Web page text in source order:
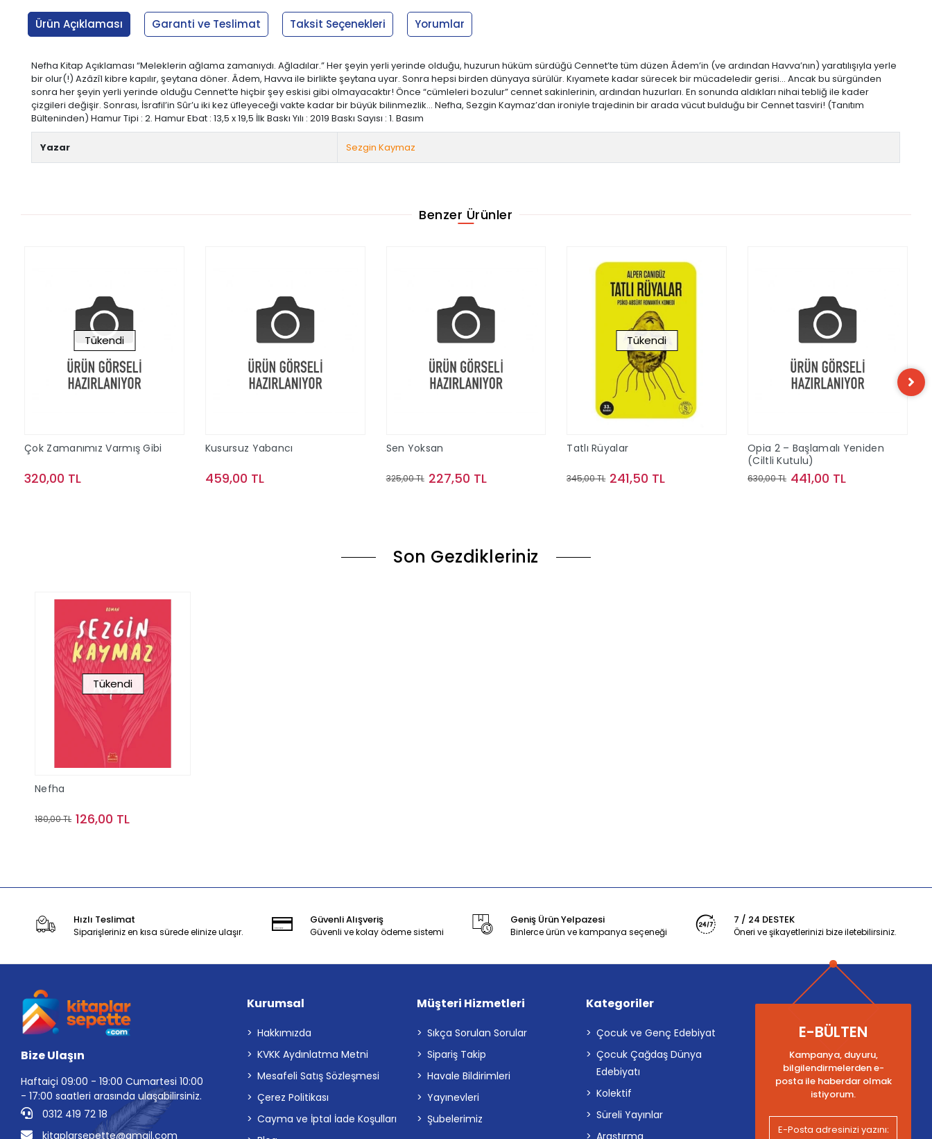
Ürün Açıklaması Garanti ve Teslimat Taksit Seçenekleri Yorumlar
Nefha Kitap Açıklaması “Meleklerin ağlama zamanıydı. Ağladılar.” Her şeyin yerli yerinde olduğu, huzurun hüküm sürdüğü Cennet’te tüm düzen Âdem’in (ve ardından Havva’nın) yaratılışıyla yerle
bir olur(!) Azâzîl kibre kapılır, şeytana döner. Âdem, Havva ile birlikte şeytana uyar. Sonra hepsi birden dünyaya sürülür. Kıyamete kadar sürecek bir mücadeledir gerisi… Ancak bu sürgünden
sonra her şeyin yerli yerinde olduğu Cennet’te hiçbir şey eskisi gibi olmayacaktır! Önce “cümleleri bozulur” cennet sakinlerinin, ardından huzurları. En sonunda aldıkları nihai tebliğ ile kader
çizgileri değişir. Sonrası, İsrafil’in Sûr’u iki kez üfleyeceği vakte kadar bir büyük bilinmezlik… Nefha, Sezgin Kaymaz’dan ironiyle trajedinin bir arada vücut bulduğu bir Cennet tasviri! (Tanıtım
Bülteninden) Hamur Tipi : 2. Hamur Ebat : 13,5 x 19,5 İlk Baskı Yılı : 2019 Baskı Sayısı : 1. Basım
Yazar Sezgin Kaymaz
Benzer Ürünler
Tükendi
Çok Zamanımız Varmış Gibi
320,00 TL
Kusursuz Yabancı
459,00 TL
Sen Yoksan
325,00 TL 227,50 TL
Tükendi
Tatlı Rüyalar
345,00 TL 241,50 TL
Opia 2 – Başlamalı Yeniden
(Ciltli Kutulu)
630,00 TL 441,00 TL
Son Gezdikleriniz
Tükendi
Nefha
180,00 TL 126,00 TL
Hızlı Teslimat
Siparişleriniz en kısa sürede elinize ulaşır.
Güvenli Alışveriş
Güvenli ve kolay ödeme sistemi
Geniş Ürün Yelpazesi
Binlerce ürün ve kampanya seçeneği
7 / 24 DESTEK
Öneri ve şikayetlerinizi bize iletebilirsiniz.
Bize Ulaşın
Haftaiçi 09:00 - 19:00 Cumartesi 10:00
- 17:00 saatleri arasında ulaşabilirsiniz.
0312 419 72 18
kitaplarsepette@gmail.com
Kurumsal
Hakkımızda
KVKK Aydınlatma Metni
Mesafeli Satış Sözleşmesi
Çerez Politikası
Cayma ve İptal İade Koşulları
Müşteri Hizmetleri
Sıkça Sorulan Sorular
Sipariş Takip
Havale Bildirimleri
Yayınevleri
Şubelerimiz
Kategoriler
Çocuk ve Genç Edebiyat
Çocuk Çağdaş Dünya
Edebiyatı
Kolektif
Süreli Yayınlar
E-BÜLTEN
Kampanya, duyuru,
bilgilendirmelerden e-
posta ile haberdar olmak
istiyorum.